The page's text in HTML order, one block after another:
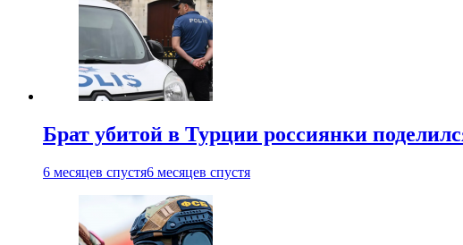
Брат убитой в Турции россиянки
6 месяцев спустя6 месяцев спустя